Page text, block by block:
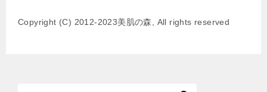
Copyright (C) 2012-2023美肌の森, All rights reserved